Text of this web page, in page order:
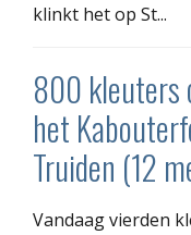
klinkt het op St...
800 kleuters
het
Truiden (12
Vandaag vierden